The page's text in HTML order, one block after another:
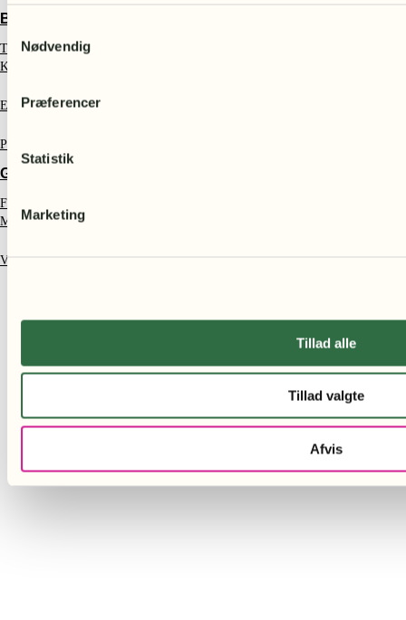
Samtykkevalg
Nødvendig
Præferencer
Statistik
Marketing
Tillad alle
Tillad valgte
Afvis
BOLIGTILBEHØR
Træfigurer
Krus & termoflasker
Emaljekrus
Plakater
GAVEIDÉER
Fars dags gave
Mors dags gave
Velgørende gaver